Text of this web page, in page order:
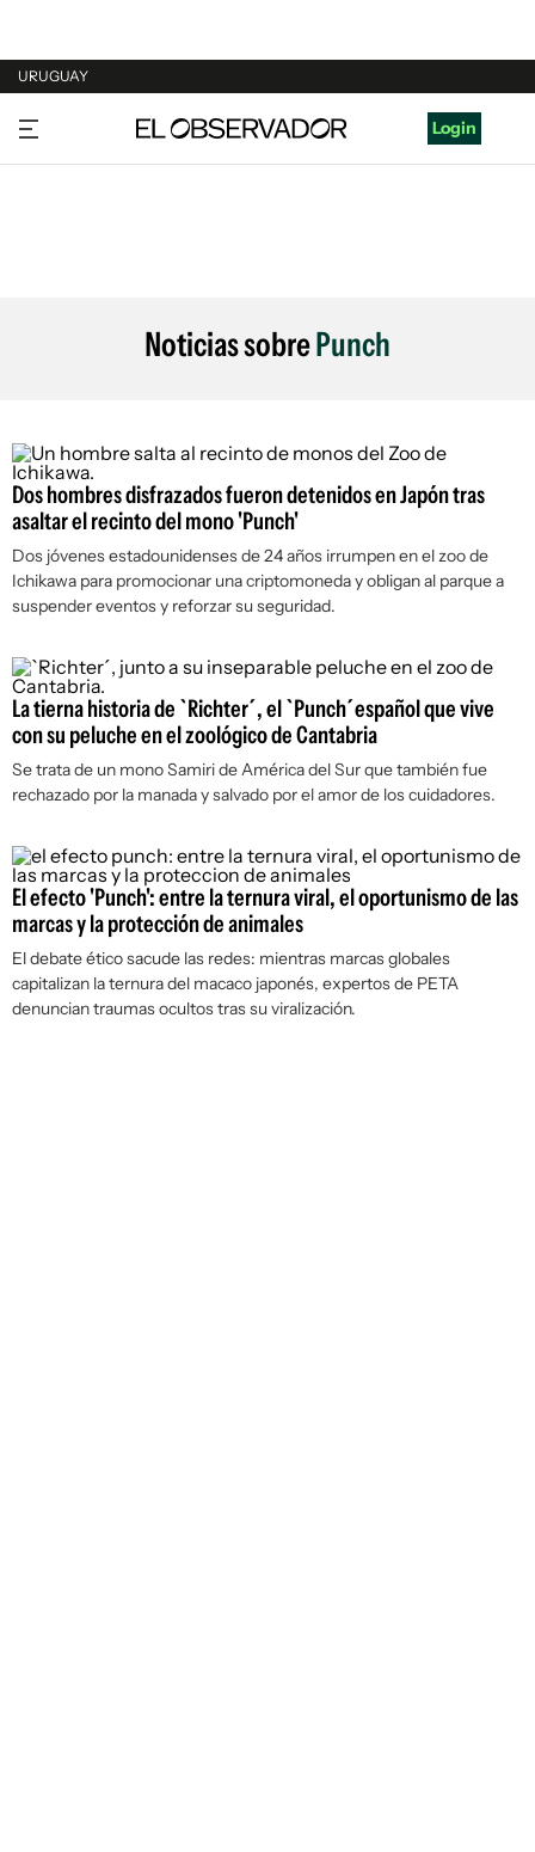
URUGUAY
URUGUAY
ARGENTINA
Login
Noticias sobrePunch
Dos hombres disfrazados fueron detenidos en Japón tras
asaltar el recinto del mono 'Punch'
Dos jóvenes estadounidenses de 24 años irrumpen en el zoo de
Ichikawa para promocionar una criptomoneda y obligan al parque a
suspender eventos y reforzar su seguridad.
La tierna historia de `Richter´, el `Punch´español que vive
con su peluche en el zoológico de Cantabria
Se trata de un mono Samiri de América del Sur que también fue
rechazado por la manada y salvado por el amor de los cuidadores.
El efecto 'Punch': entre la ternura viral, el oportunismo de las
marcas y la protección de animales
El debate ético sacude las redes: mientras marcas globales
capitalizan la ternura del macaco japonés, expertos de PETA
denuncian traumas ocultos tras su viralización.